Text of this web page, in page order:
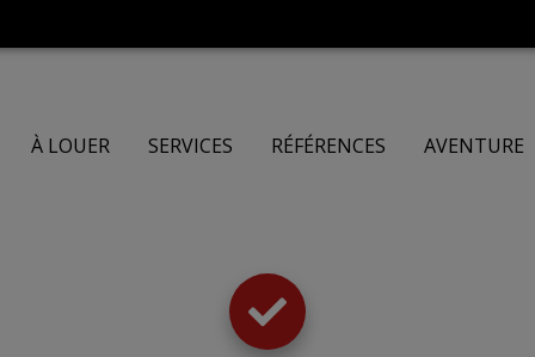
À LOUER SERVICES RÉFÉRENCES AVENTURE